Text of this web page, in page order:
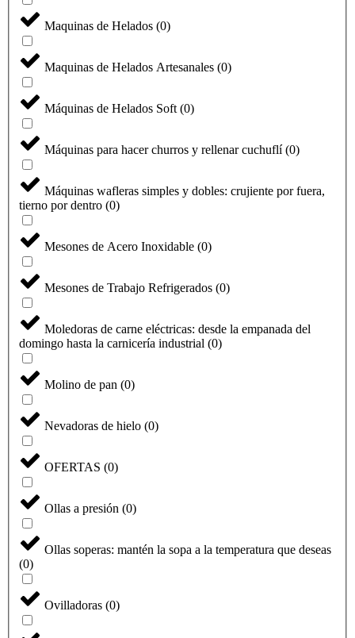
Maquinas de Helados (0)
Maquinas de Helados Artesanales (0)
Máquinas de Helados Soft (0)
Máquinas para hacer churros y rellenar cuchuflí (0)
Máquinas wafleras simples y dobles: crujiente por fuera,
tierno por dentro (0)
Mesones de Acero Inoxidable (0)
Mesones de Trabajo Refrigerados (0)
Moledoras de carne eléctricas: desde la empanada del
domingo hasta la carnicería industrial (0)
Molino de pan (0)
Nevadoras de hielo (0)
OFERTAS (0)
Ollas a presión (0)
Ollas soperas: mantén la sopa a la temperatura que deseas
(0)
Ovilladoras (0)